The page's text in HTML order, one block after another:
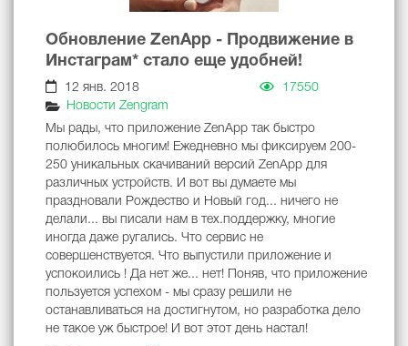
Обновление ZenApp - Продвижение в
Инстаграм* стало еще удобней!
12 янв. 2018
17550
Новости Zengram
Мы рады, что приложение ZenApp так быстро
полюбилось многим! Ежедневно мы фиксируем 200-
250 уникальных скачиваний версий ZenApp для
различных устройств. И вот вы думаете мы
праздновали Рождество и Новый год... ничего не
делали... вы писали нам в тех.поддержку, многие
иногда даже ругались. Что сервис не
совершенствуется. Что выпустили приложение и
успокоились ! Да нет же... нет! Поняв, что приложение
пользуется успехом - мы сразу решили не
останавливаться на достигнутом, но разработка дело
не такое уж быстрое! И вот этот день настал!